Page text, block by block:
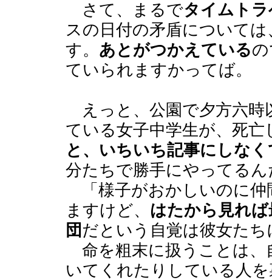
さて、まるでタイムトラ
スの日付の矛盾について
す。 あとがつかえている
ていられますかってば。
えっと、公園で夕方六時
ている女子中学生が、死
と、いちいち記事にしなく
分たちで勝手にやってるん
「様子がおかしいのに仲
ますけど、 はたから見れ
団 だという自覚は彼女た
命を粗末に扱うことは、
いてくれたりしている人